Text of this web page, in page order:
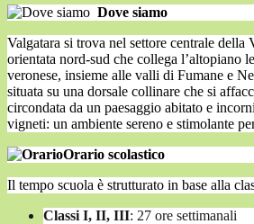
Dove siamo
Valgatara si trova nel settore centrale
orientata nord-sud che collega l’altopiano
veronese, insieme alle valli di Fumane e
situata su una dorsale collinare che si
circondata da un paesaggio abitato e
vigneti: un ambiente sereno e stimolante
Orario scolastico
Il tempo scuola è strutturato in base alla
Classi I, II, III: 27 ore settimanali